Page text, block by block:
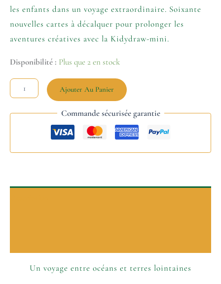
les enfants dans un voyage extraordinaire. Soixante
nouvelles cartes à décalquer pour prolonger les
aventures créatives avec la Kidydraw-mini.
Disponibilité : Plus que 2 en stock
Ajouter Au Panier
Commande sécurisée garantie
Un voyage entre océans et terres lointaines